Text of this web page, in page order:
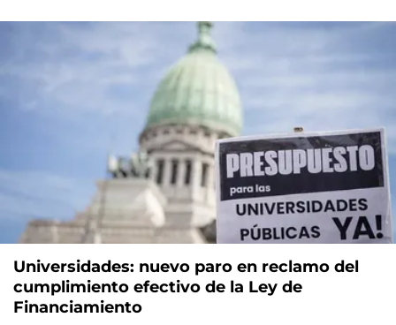
Universidades: nuevo paro en reclamo del
cumplimiento efectivo de la Ley de
Financiamiento